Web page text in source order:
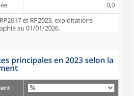
0,0
et RP2023, exploitations
au 01/01/2026.
principales en 2023 selon la